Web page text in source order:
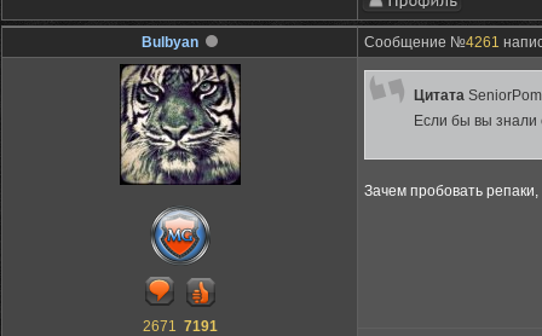
Bulbyan Сообщение №4261
2671 7191
Цитата
Если бы вы знали
Зачем пробовать